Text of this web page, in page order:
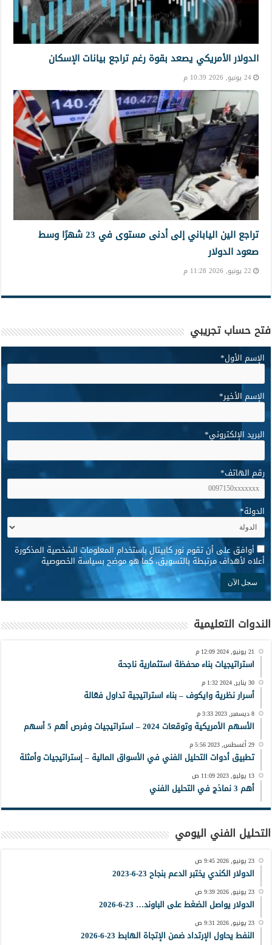
الدولار الأمريكي يصعد بقوة رغم تراجع بيانات الإسكان
24 يونيو, 2026 10:39 م
تراجع الين الياباني إلى أدنى مستوى في 23 شهرًا وسط
صعود الدولار
22 يونيو, 2026 11:28 م
فتح حساب تجريبي
الإسم الأول*
الإسم الأخير*
البريد الإلكتروني*
رقم الهاتف*
الدولة*
* أوافق على أن تقوم نور كابيتال باستخدام المعلومات الشخصية المذكورة
أعلاه لأهداف مرتبطة بالتسويق، كما هو موضح بسياسة الخصوصية
الندوات التعليمية
21 يونيو, 2024 12:09 م
استراتيجيات بناء محفظة استثمارية ناجحة
30 يناير, 2024 1:32 م
أسرار نظرية وايكوف – بناء استراتيجية تداول فعّالة
8 ديسمبر, 2023 3:33 م
الأسهم الأمريكية وتوقعات 2024 – استراتيجيات وفرص أهم 5 أسهم
29 أغسطس, 2023 5:56 م
تطبيق أدوات التحليل الفني في الأسواق المالية – إستراتيجيات وأمثلة
13 يوليو, 2023 11:09 ص
أهم 3 نماذج في التحليل الفني
التحليل الفني اليومي
23 يونيو, 2026 9:45 ص
الدولار الكندي يختبر الدعم بنجاح 23-6-2023
23 يونيو, 2026 9:39 ص
الدولار يواصل الضغط على الباوند… 23-6-2026
23 يونيو, 2026 9:31 ص
النفط يحاول الإرتداد ضمن الإتجاة الهابط 23-6-2026